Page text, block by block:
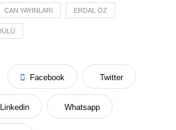
CAN YAYINLARI ERDAL ÖZ
Facebook Twitter
Linkedin Whatsapp